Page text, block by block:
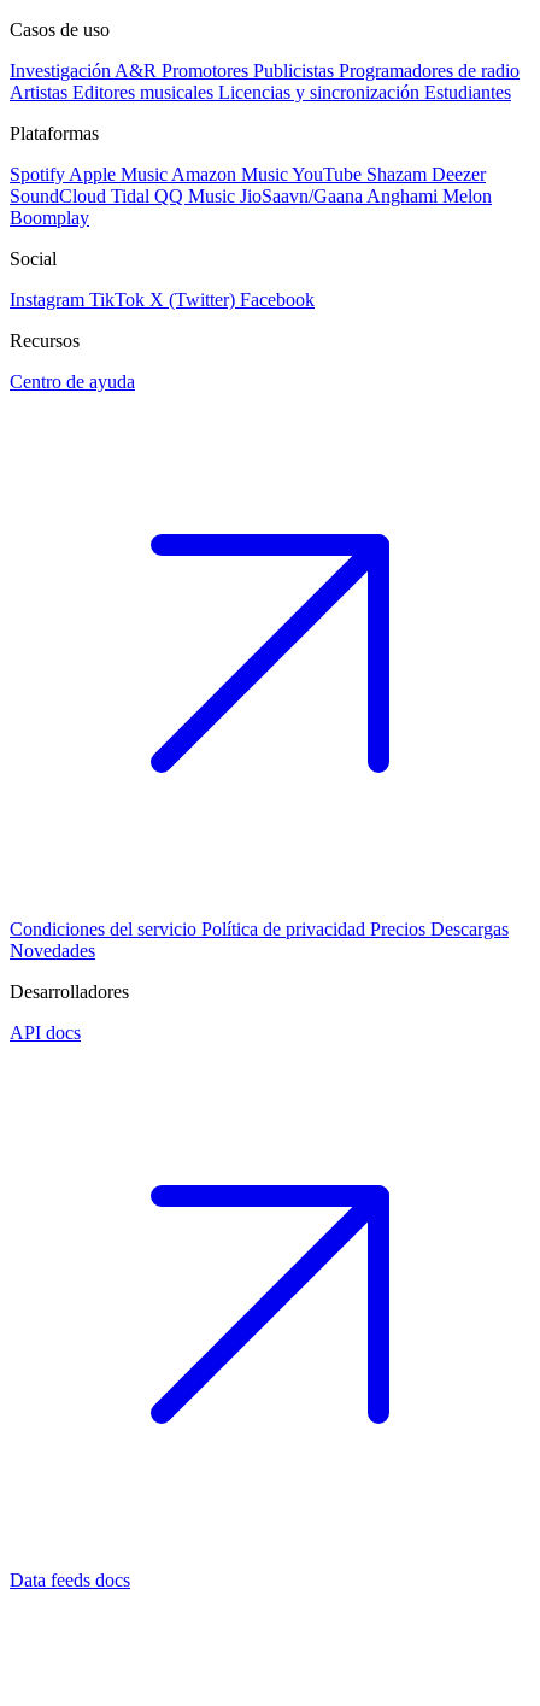
Casos de uso
Investigación A&R Promotores Publicistas Programadores de radio
Artistas Editores musicales Licencias y sincronización Estudiantes
Plataformas
Spotify Apple Music Amazon MusicYouTube Shazam Deezer
SoundCloud Tidal QQ Music JioSaavn/Gaana Anghami Melon
Boomplay
Social
Instagram TikTok X (Twitter) Facebook
Recursos
Centro de ayuda
Condiciones del servicio Política de privacidad Precios Descargas
Novedades
Desarrolladores
API docs
Data feeds docs